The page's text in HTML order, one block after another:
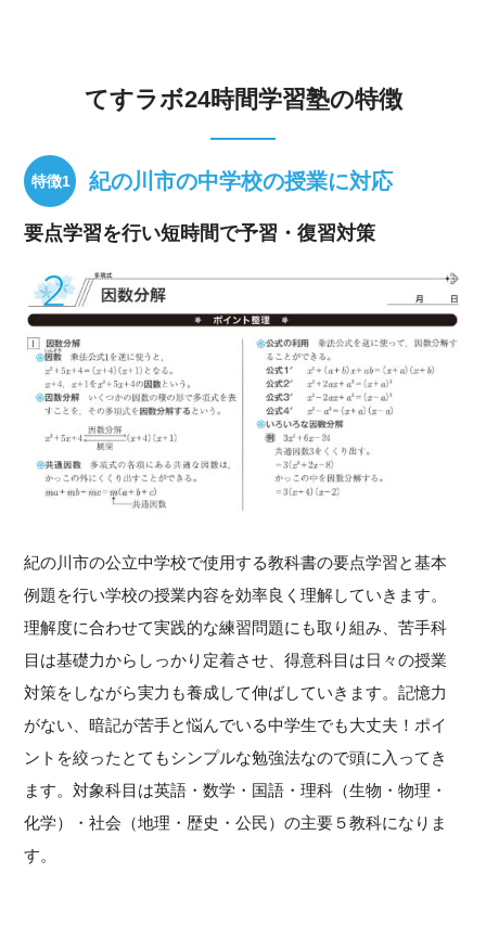
てすラボ24時間学習塾の特徴
紀の川市の中学校の授業に対応
要点学習を行い短時間で予習・復習対策
紀の川市の公立中学校で使用する教科書の要点学習と基本
例題を行い学校の授業内容を効率良く理解していきます。
理解度に合わせて実践的な練習問題にも取り組み、苦手科
目は基礎力からしっかり定着させ、得意科目は日々の授業
対策をしながら実力も養成して伸ばしていきます。記憶力
がない、暗記が苦手と悩んでいる中学生でも大丈夫！ポイ
ントを絞ったとてもシンプルな勉強法なので頭に入ってき
ます。対象科目は英語・数学・国語・理科（生物・物理・
化学）・社会（地理・歴史・公民）の主要５教科になりま
す。